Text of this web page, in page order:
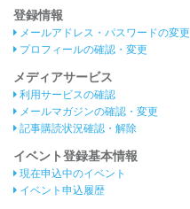
登録情報
メールアドレス・パスワードの変更
プロフィールの確認・変更
メディアサービス
利用サービスの確認
メールマガジンの確認・変更
記事購読状況確認・解除
イベント登録基本情報
現在申込中のイベント
イベント申込履歴